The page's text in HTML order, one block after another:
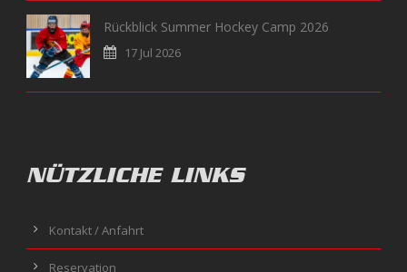
Rückblick Summer Hockey Camp 2026
17 Jul 2026
NÜTZLICHE LINKS
Kontakt / Anfahrt
Reservation